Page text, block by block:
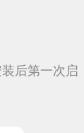
后第一次启